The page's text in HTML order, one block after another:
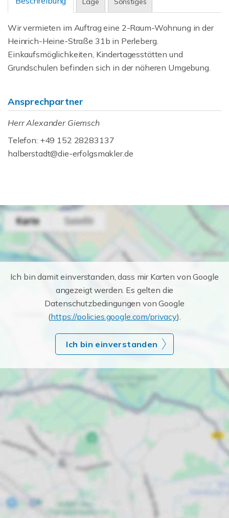
Wir vermieten im Auftrag eine 2-Raum-Wohnung in der
Heinrich-Heine-Straße 31b in Perleberg.
Einkaufsmöglichkeiten, Kindertagesstätten und
Grundschulen befinden sich in der näheren Umgebung.
Ansprechpartner
Herr Alexander Giemsch
Telefon: +49 152 28283137
halberstadt@die-erfolgsmakler.de
Ich bin damit einverstanden, dass mir Karten von Google
angezeigt werden. Es gelten die
Datenschutzbedingungen von Google
(https://policies.google.com/privacy).
Ich bin einverstanden